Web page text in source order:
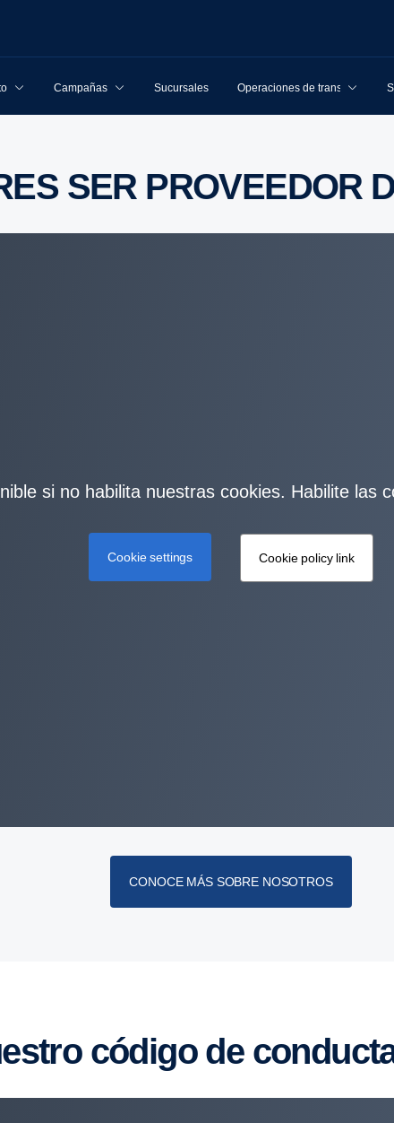
Campañas Sucursales Operaciones de transporte
SER PROVEEDOR
si no habilita nuestras cookies. Habilite las
Cookie settings Cookie policy link
CONOCE MÁS SOBRE NOSOTROS
código de